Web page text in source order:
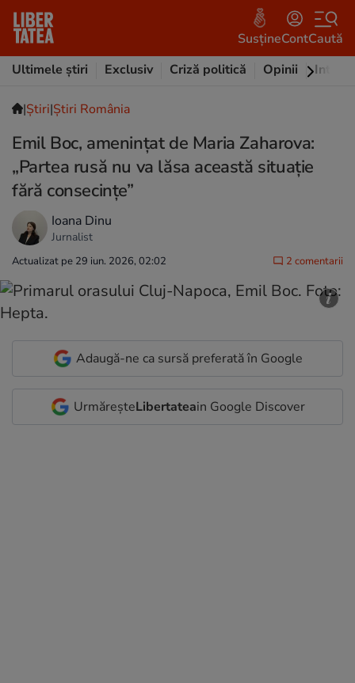
SusțineContCaută
Ultimele știri
Exclusiv Criză politică Opinii
|Ştiri|Știri România
Emil Boc, amenințat de Maria Zaharova:
„Partea rusă nu va lăsa această situaţie
fără consecinţe”
Ioana Dinu
Jurnalist
Actualizat pe 29 iun. 2026, 02:02 2 comentarii
Adaugă-ne ca sursă preferată în Google
UrmăreșteLibertateain Google Discover